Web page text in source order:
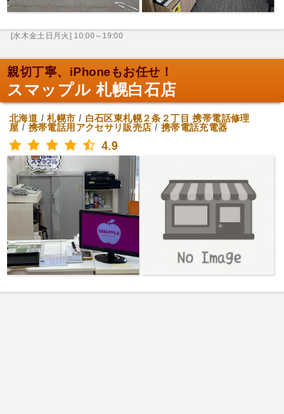
[水木金土日月火] 10:00～19:00
親切丁寧、iPhoneもお任せ！
スマップル 札幌白石店
北海道 /札幌市 / 白石区東札幌２条２丁目 携帯電話修理
屋 / 携帯電話用アクセサリ販売店 / 携帯電話充電器
4.9